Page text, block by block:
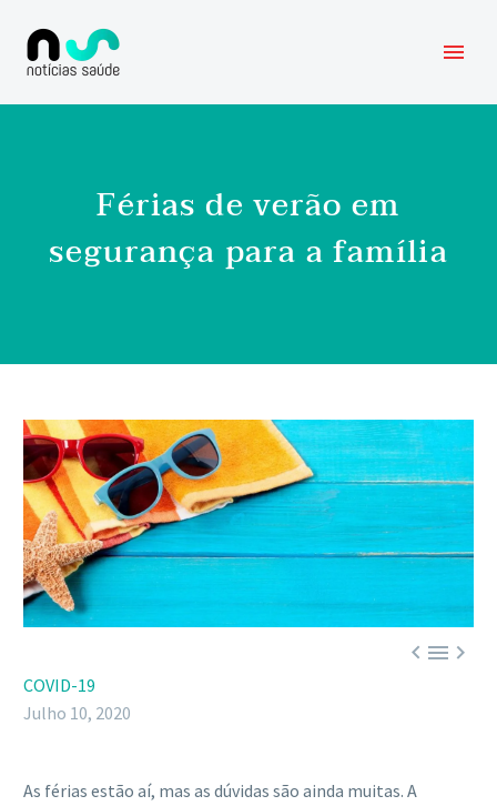
Férias de verão em
segurança para a família

COVID-19
Julho 10, 2020
As férias estão aí, mas as dúvidas são ainda muitas. A